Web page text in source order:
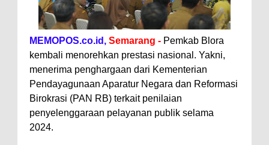
MEMOPOS.co.id, Semarang - Pemkab Blora
kembali menorehkan prestasi nasional. Yakni,
menerima penghargaan dari Kementerian
Pendayagunaan Aparatur Negara dan Reformasi
Birokrasi (PAN RB) terkait penilaian
penyelenggaraan pelayanan publik selama
2024.